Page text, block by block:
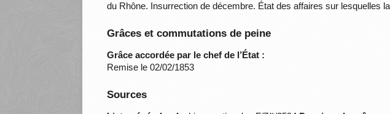
du Rhône. Insurrection de décembre. État des affaires sur lesquelles
Grâces et commutations de peine
Grâce accordée par le chef de l’État :
Remise le 02/02/1853
Sources